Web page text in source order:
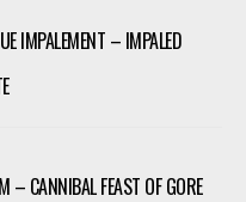
IMPALEMENT – IMPALED
– CANNIBAL FEAST OF GORE